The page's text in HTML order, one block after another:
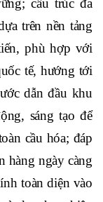
mới toàn diện,
hệ thống các
chức tín dụng
minh bạch,
cấu trúc đa
trên nền tảng
phù hợp với
tế, hướng tới
dẫn đầu khu